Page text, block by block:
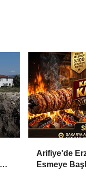
Arifiye'de
Esmeye